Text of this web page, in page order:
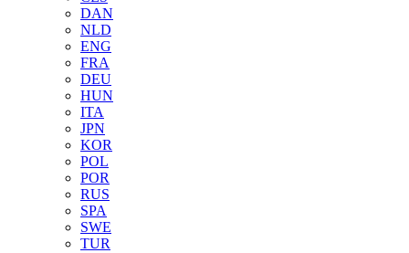
DAN
NLD
ENG
FRA
DEU
HUN
ITA
JPN
KOR
POL
POR
RUS
SPA
SWE
TUR